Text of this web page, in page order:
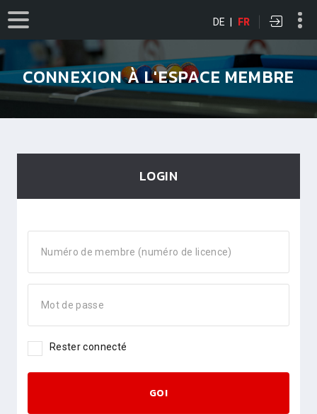
DE | FR
CONNEXION À L'ESPACE MEMBRE
LOGIN
Numéro de membre (numéro de licence)
Mot de passe
Rester connecté
GO!